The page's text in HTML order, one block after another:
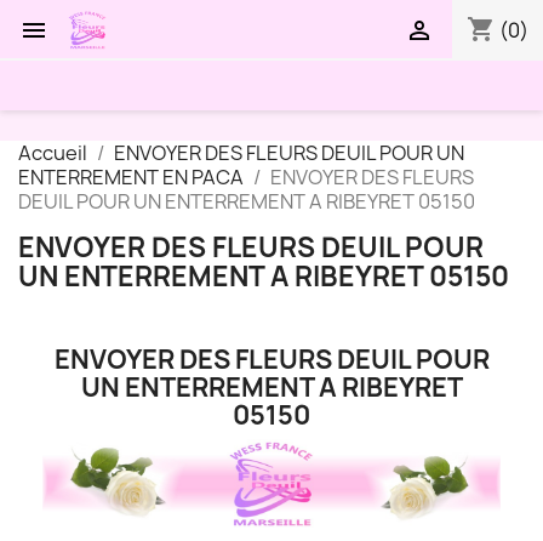
 shopping_cart (0)

Accueil
ENVOYER DES FLEURS DEUIL POUR UN
ENTERREMENT EN PACA
ENVOYER DES FLEURS
DEUIL POUR UN ENTERREMENT A RIBEYRET 05150
ENVOYER DES FLEURS DEUIL POUR
UN ENTERREMENT A RIBEYRET 05150
ENVOYER DES FLEURS DEUIL POUR
UN ENTERREMENT A RIBEYRET
05150